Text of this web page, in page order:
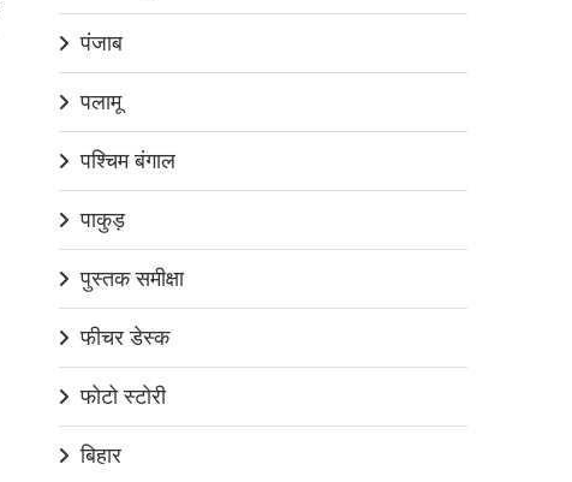
पंजाब
पलामू
पश्चिम बंगाल
पाकुड़
पुस्तक समीक्षा
फीचर डेस्क
फोटो स्टोरी
बिहार